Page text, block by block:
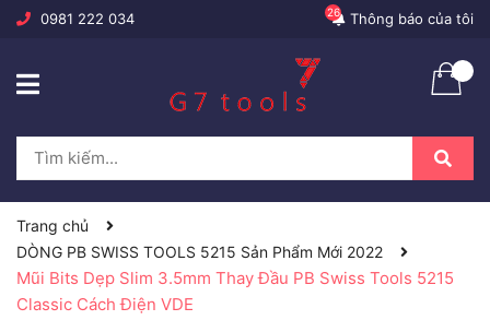
0981 222 034 Thông báo của tôi
26
Trang chủ
DÒNG PB SWISS TOOLS 5215 Sản Phẩm Mới 2022
Mũi Bits Dẹp Slim 3.5mm Thay Đầu PB Swiss Tools 5215
Classic Cách Điện VDE